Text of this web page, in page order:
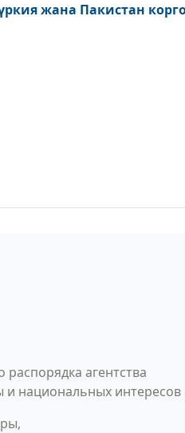
жана Пакистан
агентства
национальных интересов